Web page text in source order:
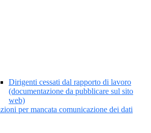
Dirigenti cessati dal rapporto di lavoro
(documentazione da pubblicare sul sito
web)
per mancata comunicazione dei dati